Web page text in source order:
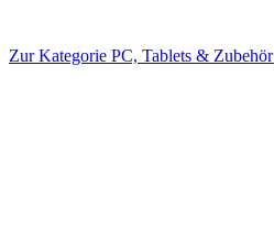
Zur Kategorie PC, Tablets & Zubehör